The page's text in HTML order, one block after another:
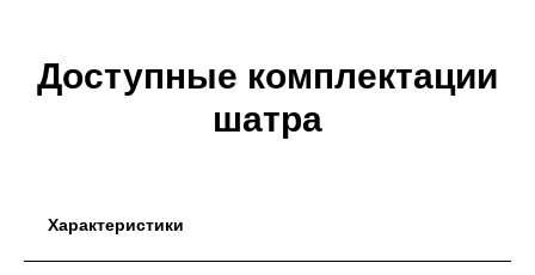
Доступные комплектации
шатра
Характеристики